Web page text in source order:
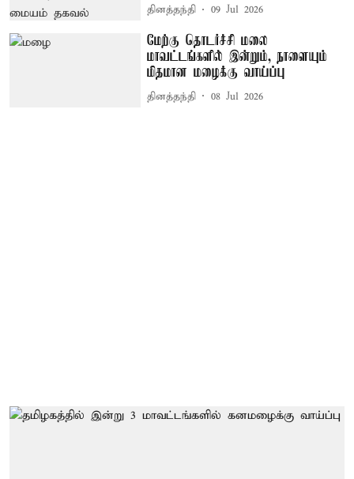
தினத்தந்தி 09 Jul 2026
மேற்கு தொடர்ச்சி மலை
மாவட்டங்களில் இன்றும், நாளையும்
மிதமான மழைக்கு வாய்ப்பு
தினத்தந்தி 08 Jul 2026